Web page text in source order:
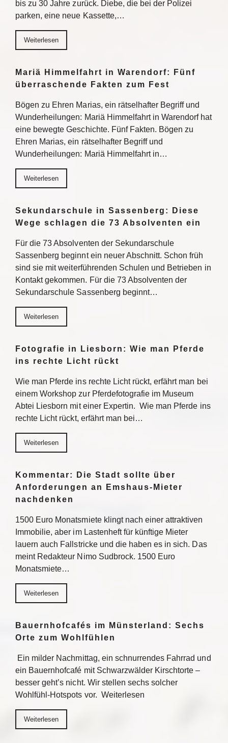
bis zu 30 Jahre zurück. Diebe, die bei der Polizei
parken, eine neue Kassette,…
Weiterlesen
Mariä Himmelfahrt in Warendorf: Fünf
überraschende Fakten zum Fest
Bögen zu Ehren Marias, ein rätselhafter Begriff und
Wunderheilungen: Mariä Himmelfahrt in Warendorf hat
eine bewegte Geschichte. Fünf Fakten. Bögen zu
Ehren Marias, ein rätselhafter Begriff und
Wunderheilungen: Mariä Himmelfahrt in…
Weiterlesen
Sekundarschule in Sassenberg: Diese
Wege schlagen die 73 Absolventen ein
Für die 73 Absolventen der Sekundarschule
Sassenberg beginnt ein neuer Abschnitt. Schon früh
sind sie mit weiterführenden Schulen und Betrieben in
Kontakt gekommen. Für die 73 Absolventen der
Sekundarschule Sassenberg beginnt…
Weiterlesen
Fotografie in Liesborn: Wie man Pferde
ins rechte Licht rückt
Wie man Pferde ins rechte Licht rückt, erfährt man bei
einem Workshop zur Pferdefotografie im Museum
Abtei Liesborn mit einer Expertin. Wie man Pferde ins
rechte Licht rückt, erfährt man bei…
Weiterlesen
Kommentar: Die Stadt sollte über
Anforderungen an Emshaus-Mieter
nachdenken
1500 Euro Monatsmiete klingt nach einer attraktiven
Immobilie, aber im Lastenheft für künftige Mieter
lauern auch Fallstricke und die haben es in sich. Das
meint Redakteur Nimo Sudbrock. 1500 Euro
Monatsmiete…
Weiterlesen
Bauernhofcafés im Münsterland: Sechs
Orte zum Wohlfühlen
Ein milder Nachmittag, ein schnurrendes Fahrrad und
ein Bauernhofcafé mit Schwarzwälder Kirschtorte –
besser geht’s nicht. Wir stellen sechs solcher
Wohlfühl-Hotspots vor. Weiterlesen
Weiterlesen